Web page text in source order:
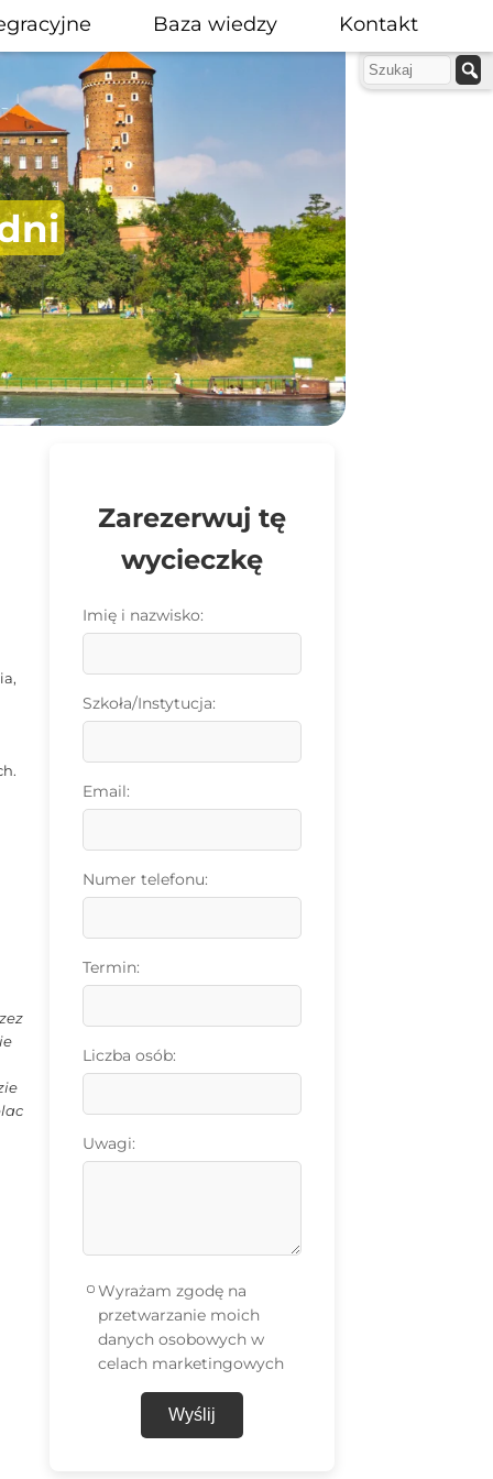
Baza wiedzy Kontakt
Zarezerwuj tę
wycieczkę
Imię i nazwisko:
Szkoła/Instytucja:
Email:
Numer telefonu:
Termin:
Liczba osób:
Uwagi:
Wyrażam zgodę na
przetwarzanie moich
danych osobowych w
celach marketingowych
Wyślij